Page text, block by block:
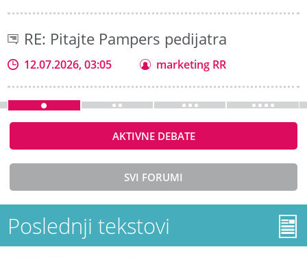
RE: Pitajte Pampers pedijatra
12.07.2026, 03:05 marketing RR
AKTIVNE DEBATE
SVI FORUMI
Poslednji tekstovi